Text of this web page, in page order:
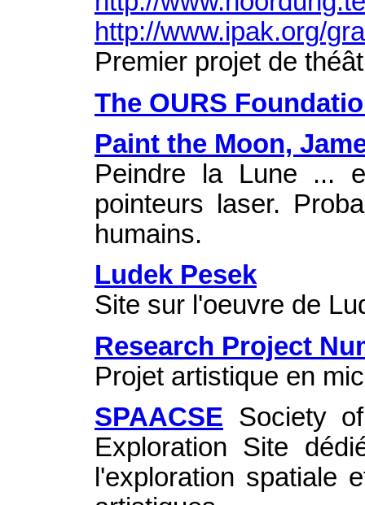
http://www.ipak.org/
Premier projet de
The OURS
Paint the Moon,
Peindre la Lune ...
pointeurs laser.
humains.
Ludek Pesek
Site sur l'oeuvre de
Research Project
Projet artistique en
SPAACSE Society
Exploration Site
l'exploration spatiale